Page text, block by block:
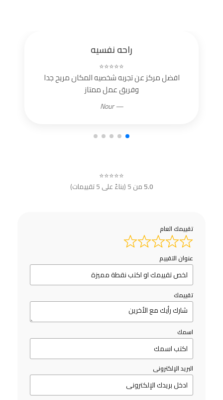
راحه نفسيه
⭐⭐⭐⭐⭐
افضل مركز عن تجربه شخصيه المكان مريح جدا
وفريق عمل ممتاز
— Nour
⭐⭐⭐⭐⭐
5.0من 5 (بناءً على 5 تقييمات)
تقييمك العام
عنوان التقييم
تقييمك
اسمك
البريد الإلكترونى